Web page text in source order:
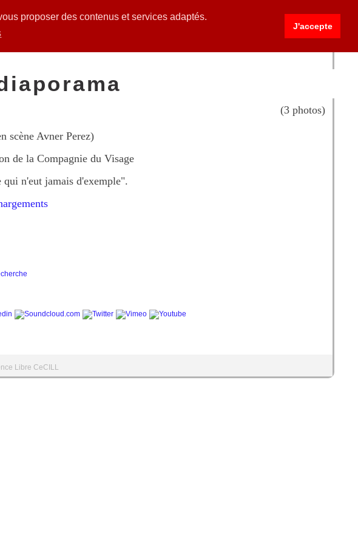
proposer des contenus et services adaptés.
J'accepte
(3 photos)
scène Avner Perez)
de la Compagnie du Visage
n'eut jamais d'exemple".
Libre CeCILL